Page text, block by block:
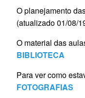
O planejamento
(atualizado 01/08/
O material das
BIBLIOTECA
Para ver como
FOTOGRAFIAS